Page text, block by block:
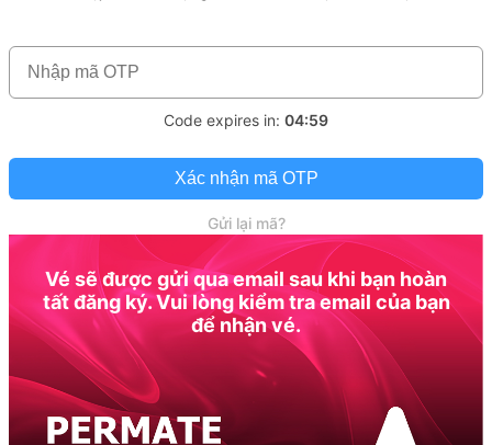
Code expires in: 04:59
Xác nhận mã OTP
Gửi lại mã?
Vé sẽ được gửi qua email sau khi bạn hoàn
tất đăng ký. Vui lòng kiểm tra email của bạn
để nhận vé.